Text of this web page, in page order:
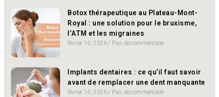
Botox thérapeutique au Plateau-Mont-
Royal : une solution pour le bruxisme,
l’ATM et les migraines
février 16, 2026 Pas de commentaire
Implants dentaires : ce qu’il faut savoir
avant de remplacer une dent manquante
février 16, 2026 Pas de commentaire